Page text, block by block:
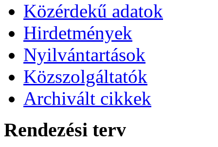
Közérdekű adatok
Hirdetmények
Nyilvántartások
Közszolgáltatók
Archivált cikkek
Rendezési terv